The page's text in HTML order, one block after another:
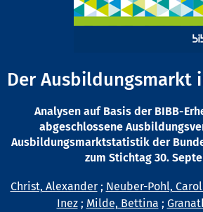
Der Ausbildungsmarkt
Analysen auf Basis der BIBB-
abgeschlossene
Ausbildungsmarktstatistik der
zum Stichtag 30.
Christ, Alexander; Neuber-Pohl,
Inez; Milde, Bettina ;